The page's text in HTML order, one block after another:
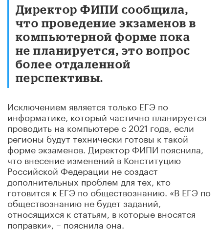
Директор ФИПИ сообщила,
что проведение экзаменов в
компьютерной форме пока
не планируется, это вопрос
более отдаленной
перспективы.
Исключением является только ЕГЭ по
информатике, который частично планируется
проводить на компьютере с 2021 года, если
регионы будут технически готовы к такой
форме экзаменов. Директор ФИПИ пояснила,
что внесение изменений в Конституцию
Российской Федерации не создаст
дополнительных проблем для тех, кто
готовится к ЕГЭ по обществознанию. «В ЕГЭ по
обществознанию не будет заданий,
относящихся к статьям, в которые вносятся
поправки», – пояснила она.